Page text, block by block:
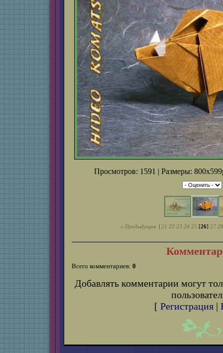
Просмотров: 1591 | Размеры:
« Предыдущая 21 22 23 24 25 [26] 27 28
Всего комментариев: 0
Добавлять комментарии могут
[ Регистрация |